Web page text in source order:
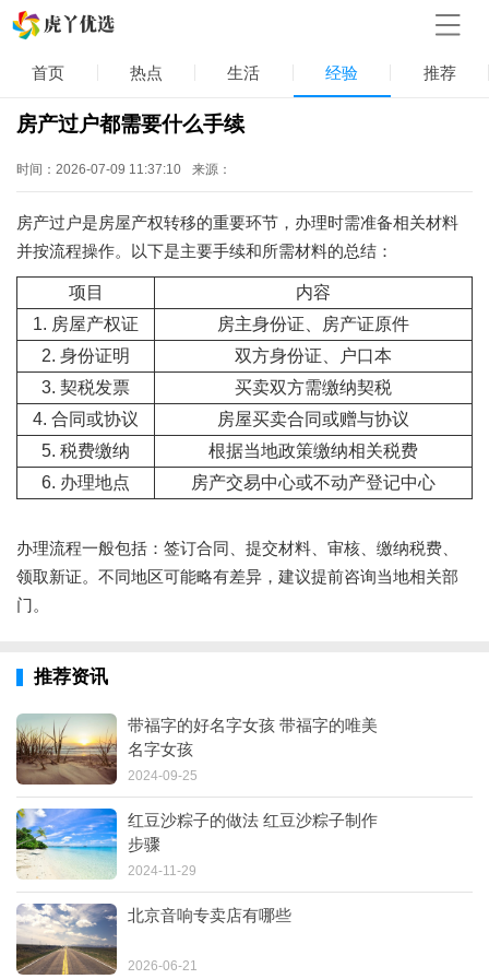
首页 热点 生活 经验 推荐
房产过户都需要什么手续
时间：2026-07-09 11:37:10 来源：
房产过户是房屋产权转移的重要环节，办理时需准备相关材料
并按流程操作。以下是主要手续和所需材料的总结：
项目
内容
1. 房屋产权证
房主身份证、房产证原件
2. 身份证明
双方身份证、户口本
3. 契税发票
买卖双方需缴纳契税
4. 合同或协议
房屋买卖合同或赠与协议
5. 税费缴纳
根据当地政策缴纳相关税费
6. 办理地点
房产交易中心或不动产登记中心
办理流程一般包括：签订合同、提交材料、审核、缴纳税费、
领取新证。不同地区可能略有差异，建议提前咨询当地相关部
门。
推荐资讯
带福字的好名字女孩 带福字的唯美
名字女孩
2024-09-25
红豆沙粽子的做法 红豆沙粽子制作
步骤
2024-11-29
北京音响专卖店有哪些
2026-06-21